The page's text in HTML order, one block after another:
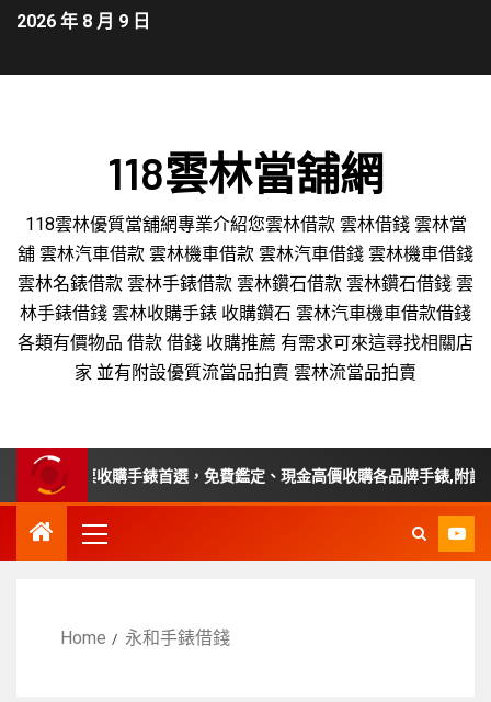
2026 年 8 月 9 日
118雲林當舖網
118雲林優質當舖網專業介紹您雲林借款 雲林借錢 雲林當
舖 雲林汽車借款 雲林機車借款 雲林汽車借錢 雲林機車借錢
雲林名錶借款 雲林手錶借款 雲林鑽石借款 雲林鑽石借錢 雲
林手錶借錢 雲林收購手錶 收購鑽石 雲林汽車機車借款借錢
各類有價物品 借款 借錢 收購推薦 有需求可來這尋找相關店
家 並有附設優質流當品拍賣 雲林流當品拍賣
、苗栗收購手錶首選，免費鑑定、現金高價收購各品牌手錶,附設平價
Home 永和手錶借錢